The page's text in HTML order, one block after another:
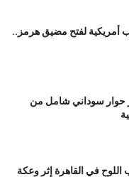
تلبية 6 مطالب أمريكية لفتح مضيق هرمز..
حوار سوداني شامل من
اللوح في القاهرة إثر وعكة